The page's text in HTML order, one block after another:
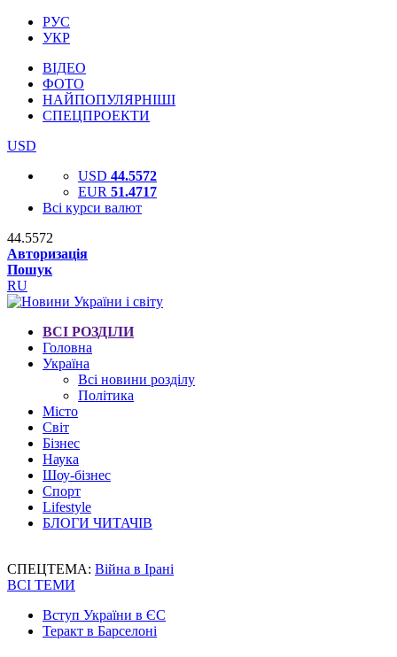
РУС
УКР
ВІДЕО
ФОТО
НАЙПОПУЛЯРНІШІ
СПЕЦПРОЕКТИ
USD
USD 44.5572
EUR 51.4717
Всі курси валют
44.5572
Авторизація
Пошук
RU
ВСІ РОЗДІЛИ
Головна
Україна
Всі новини розділу
Політика
Місто
Світ
Бізнес
Наука
Шоу-бізнес
Спорт
Lifestyle
БЛОГИ ЧИТАЧІВ
СПЕЦТЕМА: Війна в Ірані
ВСІ ТЕМИ
Вступ України в ЄС
Теракт в Барселоні